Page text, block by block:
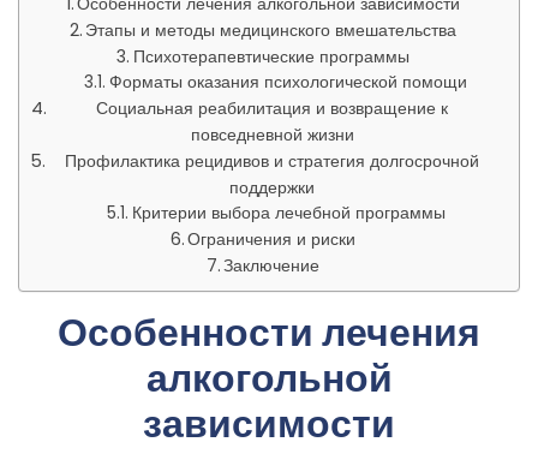
Этапы и методы медицинского вмешательства
Психотерапевтические программы
Форматы оказания психологической помощи
Социальная реабилитация и возвращение к
повседневной жизни
Профилактика рецидивов и стратегия долгосрочной
поддержки
Критерии выбора лечебной программы
Ограничения и риски
Заключение
Особенности лечения
алкогольной
зависимости